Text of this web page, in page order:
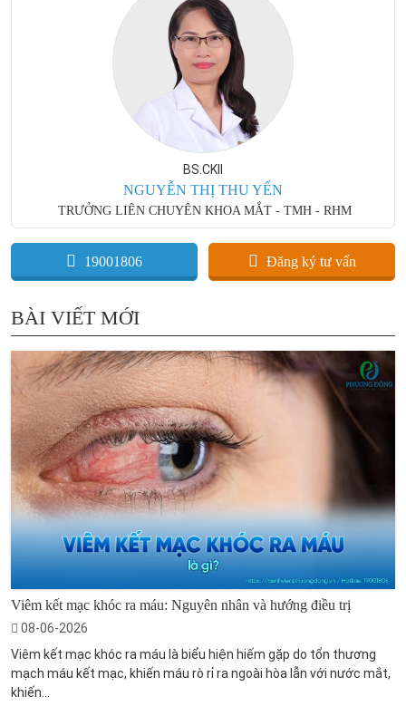
BS.CKII
NGUYỄN THỊ THU YẾN
TRƯỞNG LIÊN CHUYÊN KHOA MẮT - TMH - RHM
19001806 Đăng ký tư vấn
BÀI VIẾT MỚI
Viêm kết mạc khóc ra máu: Nguyên nhân và hướng điều trị
08-06-2026
Viêm kết mạc khóc ra máu là biểu hiện hiếm gặp do tổn thương
mạch máu kết mạc, khiến máu rò rỉ ra ngoài hòa lẫn với nước mắt,
khiến...